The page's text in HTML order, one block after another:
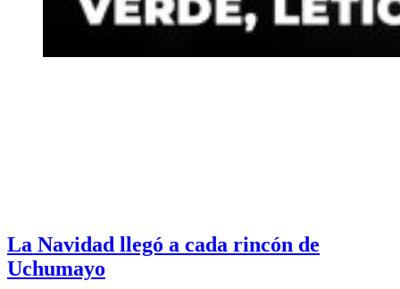
La Navidad llegó a cada rincón de
Uchumayo